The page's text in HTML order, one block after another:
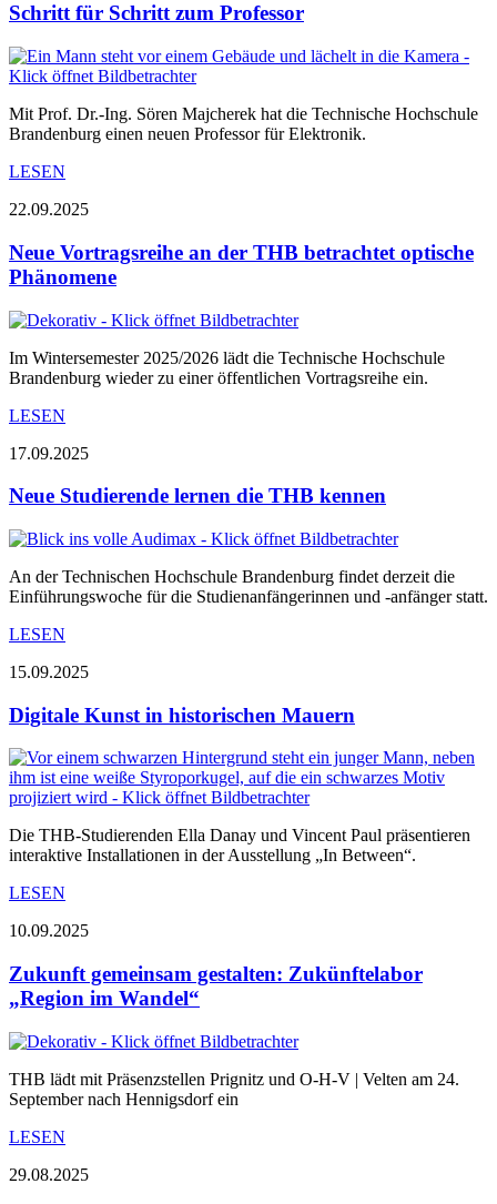
Schritt für Schritt zum Professor
Mit Prof. Dr.-Ing. Sören Majcherek hat die Technische Hochschule
Brandenburg einen neuen Professor für Elektronik.
LESEN
22.09.2025
Neue Vortragsreihe an der THB betrachtet optische
Phänomene
Im Wintersemester 2025/2026 lädt die Technische Hochschule
Brandenburg wieder zu einer öffentlichen Vortragsreihe ein.
LESEN
17.09.2025
Neue Studierende lernen die THB kennen
An der Technischen Hochschule Brandenburg findet derzeit die
Einführungswoche für die Studienanfängerinnen und -anfänger statt.
LESEN
15.09.2025
Digitale Kunst in historischen Mauern
Die THB-Studierenden Ella Danay und Vincent Paul präsentieren
interaktive Installationen in der Ausstellung „In Between“.
LESEN
10.09.2025
Zukunft gemeinsam gestalten: Zukünftelabor
„Region im Wandel“
THB lädt mit Präsenzstellen Prignitz und O-H-V | Velten am 24.
September nach Hennigsdorf ein
LESEN
29.08.2025